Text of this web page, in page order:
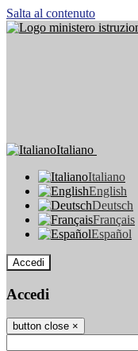
Salta al contenuto
Italiano
Italiano
English
Deutsch
Français
Español
Accedi
Accedi
button close ×